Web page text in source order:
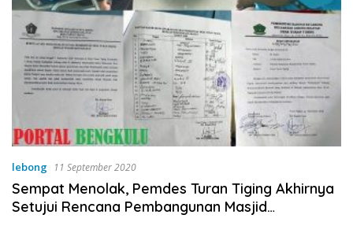
lebong 11 September 2020
Sempat Menolak, Pemdes Turan Tiging Akhirnya
Setujui Rencana Pembangunan Masjid